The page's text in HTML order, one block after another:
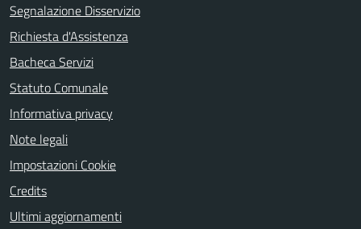
Segnalazione Disservizio
Richiesta d'Assistenza
Bacheca Servizi
Statuto Comunale
Informativa privacy
Note legali
Impostazioni Cookie
Credits
Ultimi aggiornamenti